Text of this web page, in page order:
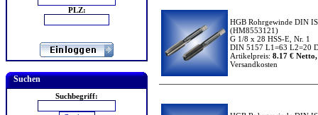
PLZ:
Suchen
Suchbegriff:
HGB Rohrgewinde DIN
(HM8553121)
G 1/8 x 28 HSS-E, Nr. 1
DIN 5157 L1=63 L2=20
Artikelpreis: 8.17 €
Versandkosten